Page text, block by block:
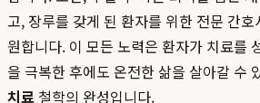
고, 장루를 갖게 된 환자를 위한 전문 간
원합니다. 이 모든 노력은 환자가 치료를
을 극복한 후에도 온전한 삶을 살아갈 수
치료 철학의 완성입니다.